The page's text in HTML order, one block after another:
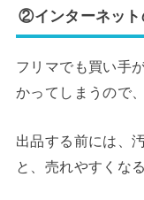
②インターネット
フリマでも買い手
かってしまうので
出品する前には、
と、売れやすくな